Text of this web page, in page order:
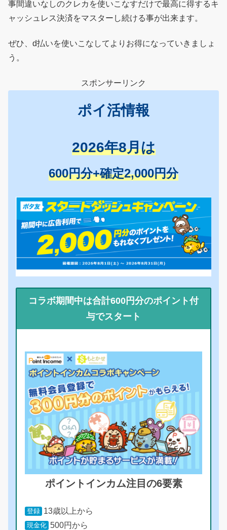
事間違いなしのクレカを使いこなすだけで最高に得するキ
ャッシュレス決済をマスターし続ける事が出来ます。
ぜひ、d払いを使いこなしてよりお得になっていきましょ
う。
スポンサーリンク
ポイ活情報
2026年8月は
600円分+確定2,000円分
コラボ期間中は合計600円分のポイント付
与でスタート
ポイントインカム注目の6要素
登録 13歳以上から
現金化 500円から